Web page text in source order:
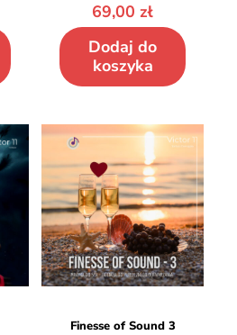
69,00zł
Dodaj do
koszyka
Finesse of Sound 3